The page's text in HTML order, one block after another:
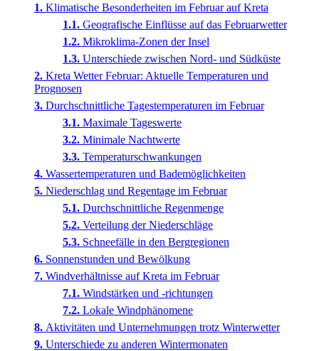
Klimatische Besonderheiten im Februar auf Kreta
Geografische Einflüsse auf das Februarwetter
Mikroklima-Zonen der Insel
Unterschiede zwischen Nord- und Südküste
Kreta Wetter Februar: Aktuelle Temperaturen und
Prognosen
Durchschnittliche Tagestemperaturen im Februar
Maximale Tageswerte
Minimale Nachtwerte
Temperaturschwankungen
Wassertemperaturen und Bademöglichkeiten
Niederschlag und Regentage im Februar
Durchschnittliche Regenmenge
Verteilung der Niederschläge
Schneefälle in den Bergregionen
Sonnenstunden und Bewölkung
Windverhältnisse auf Kreta im Februar
Windstärken und -richtungen
Lokale Windphänomene
Aktivitäten und Unternehmungen trotz Winterwetter
Unterschiede zu anderen Wintermonaten